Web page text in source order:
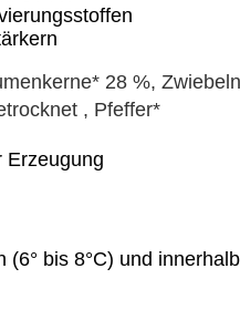
28 %,
, Pfeffer*
Erzeugung
bis 8°C) und